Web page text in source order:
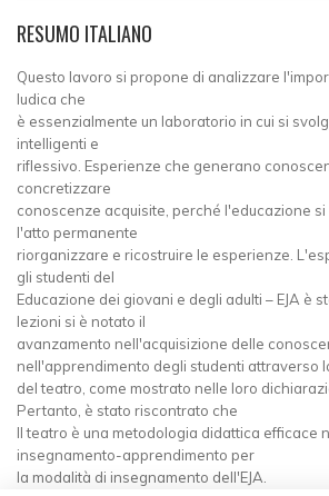
RESUMO ITALIANO
Questo lavoro si propone di analizzare
ludica che
è essenzialmente un laboratorio in cui si
intelligenti e
riflessivo. Esperienze che generano
concretizzare
conoscenze acquisite, perché l'educazione
l'atto permanente
riorganizzare e ricostruire le esperienze.
gli studenti del
Educazione dei giovani e degli adulti – EJA è
lezioni si è notato il
avanzamento nell'acquisizione delle
nell'apprendimento degli studenti attraverso
del teatro, come mostrato nelle loro
Pertanto, è stato riscontrato che
Il teatro è una metodologia didattica efficace
insegnamento-apprendimento per
la modalità di insegnamento dell'EJA.